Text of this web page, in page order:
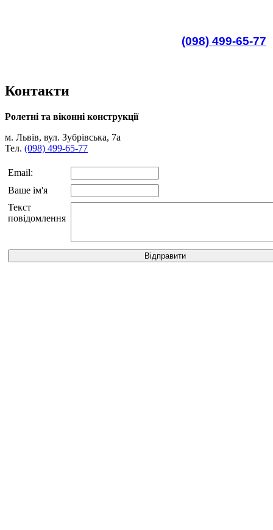
(098) 499-65-77
Контакти
Ролетні та віконні конструкції
м. Львів, вул. Зубрівська, 7а
Тел. (098) 499-65-77
Email:
Ваше ім'я
Текст
повідомлення